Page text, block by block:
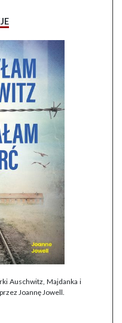
Auschwitz, Majdanka i
Joannę Jowell.